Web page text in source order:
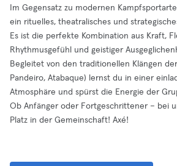
Im Gegensatz zu modernen
ein rituelles, theatralisches und
Es ist die perfekte Kombination aus Kraft,
Rhythmusgefühl und geistiger
Begleitet von den traditionellen Klängen
Pandeiro, Atabaque) lernst du in einer
Atmosphäre und spürst die Energie der
Ob Anfänger oder Fortgeschrittener – bei
Platz in der Gemeinschaft! Axé!